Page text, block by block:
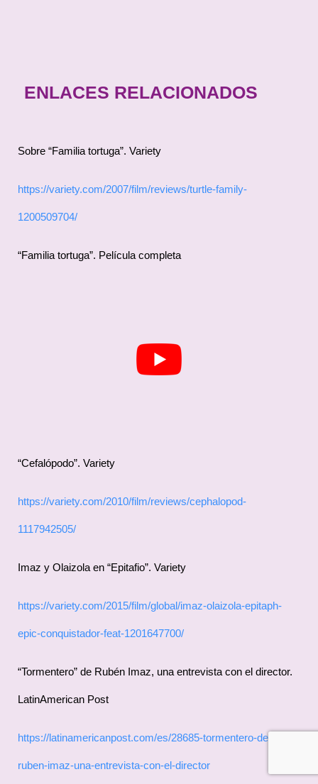
ENLACES RELACIONADOS
Sobre “Familia tortuga”. Variety
https://variety.com/2007/film/reviews/turtle-family-
1200509704/
“Familia tortuga”. Película completa
“Cefalópodo”. Variety
https://variety.com/2010/film/reviews/cephalopod-
1117942505/
Imaz y Olaizola en “Epitafio”. Variety
https://variety.com/2015/film/global/imaz-olaizola-epitaph-
epic-conquistador-feat-1201647700/
“Tormentero” de Rubén Imaz, una entrevista con el director.
LatinAmerican Post
https://latinamericanpost.com/es/28685-tormentero-de-
ruben-imaz-una-entrevista-con-el-director